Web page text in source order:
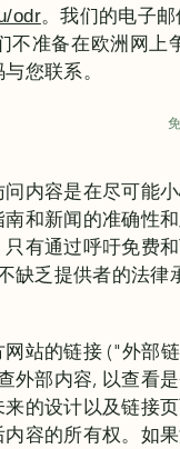
odr。我们的电子
不准备在欧洲网上
您联系。
内容是在尽可能
和新闻的准确性
有通过呼吁免费
缺乏提供者的法律
站的链接 ("外部
外部内容, 以查看
的设计以及链接
容的所有权。如